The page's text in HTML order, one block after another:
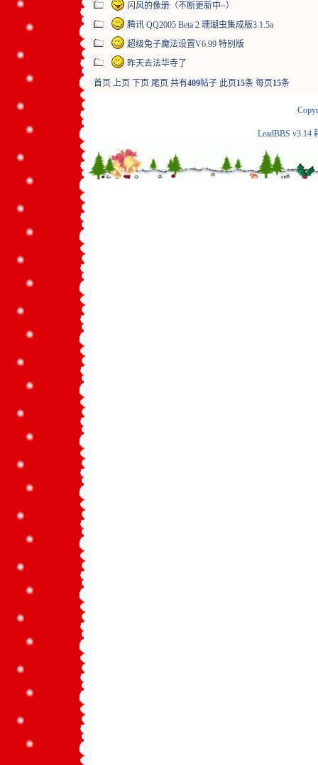
闪风的像册（不断更新中~）
腾讯 QQ2005 Beta 2 珊瑚虫集成版3.1.5a
超级兔子魔法设置V6.99 特别版
昨天去法华寺了
首页 上页 下页 尾页 共有409帖子 此页15条 每页15条
LeadBBS v3.14